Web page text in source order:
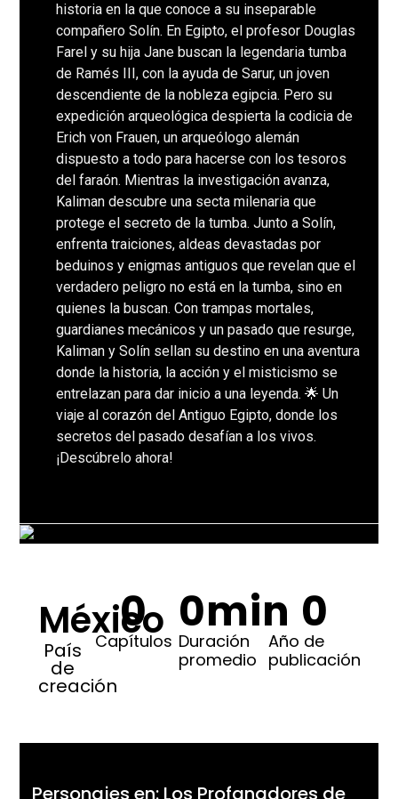
historia en la que conoce a su inseparable
compañero Solín. En Egipto, el profesor Douglas
Farel y su hija Jane buscan la legendaria tumba
de Ramés III, con la ayuda de Sarur, un joven
descendiente de la nobleza egipcia. Pero su
expedición arqueológica despierta la codicia de
Erich von Frauen, un arqueólogo alemán
dispuesto a todo para hacerse con los tesoros
del faraón. Mientras la investigación avanza,
Kaliman descubre una secta milenaria que
protege el secreto de la tumba. Junto a Solín,
enfrenta traiciones, aldeas devastadas por
beduinos y enigmas antiguos que revelan que el
verdadero peligro no está en la tumba, sino en
quienes la buscan. Con trampas mortales,
guardianes mecánicos y un pasado que resurge,
Kaliman y Solín sellan su destino en una aventura
donde la historia, la acción y el misticismo se
entrelazan para dar inicio a una leyenda. 🌟 Un
viaje al corazón del Antiguo Egipto, donde los
secretos del pasado desafían a los vivos.
¡Descúbrelo ahora!
México
País
de
creación
Capítulos
0
Duración
promedio
0min
Año de
publicación
0